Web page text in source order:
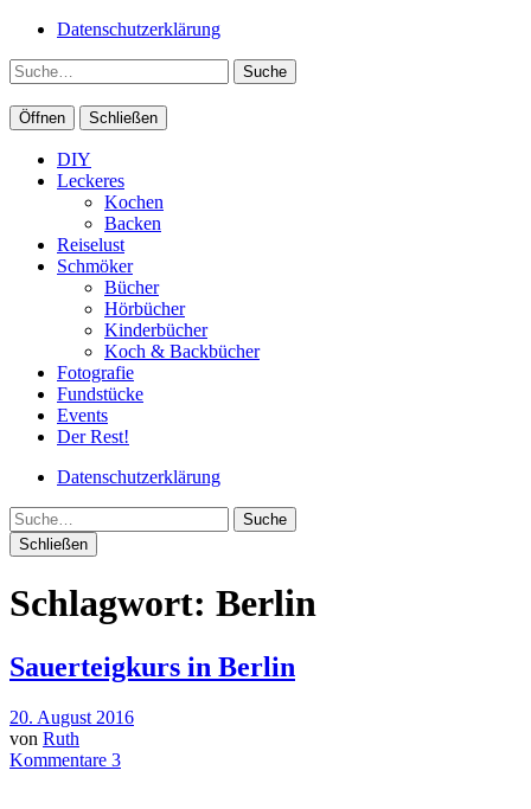
Datenschutzerklärung
Suche
Öffnen Schließen
DIY
Leckeres
Kochen
Backen
Reiselust
Schmöker
Bücher
Hörbücher
Kinderbücher
Koch & Backbücher
Fotografie
Fundstücke
Events
Der Rest!
Datenschutzerklärung
Suche
Schließen
Schlagwort: Berlin
Sauerteigkurs in Berlin
20. August 2016
von Ruth
Kommentare 3